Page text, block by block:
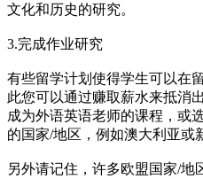
文化和历史的研究。
3.完成作业研究
有些留学计划使得学生可以在
此您可以通过赚取薪水来抵消
成为外语英语老师的课程，或
的国家/地区，例如澳大利亚或
另外请记住，许多欧盟国家/地